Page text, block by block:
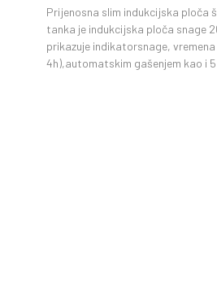
Prijenosna slim indukcijska ploča
tanka je indukcijska ploča snage
prikazuje indikatorsnage,
4h),automatskim gašenjem kao i